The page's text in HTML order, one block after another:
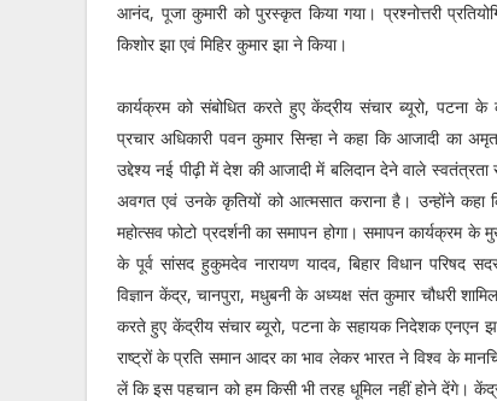
आनंद, पूजा कुमारी को पुरस्कृत किया गया। प्रश्नोत्तरी
किशोर झा एवं मिहिर कुमार झा ने किया।
कार्यक्रम को संबोधित करते हुए केंद्रीय संचार ब्यूरो, पटना के
प्रचार अधिकारी पवन कुमार सिन्हा ने कहा कि आजादी का
उद्देश्य नई पीढ़ी में देश की आजादी में बलिदान देने वाले स्वतंत्रता
अवगत एवं उनके कृतियों को आत्मसात कराना है। उन्होंने
महोत्सव फोटो प्रदर्शनी का समापन होगा। समापन कार्यक्रम के
के पूर्व सांसद हुकुमदेव नारायण यादव, बिहार विधान परिषद
विज्ञान केंद्र, चानपुरा, मधुबनी के अध्यक्ष संत कुमार चौधरी
करते हुए केंद्रीय संचार ब्यूरो, पटना के सहायक निदेशक एनएन
राष्ट्रों के प्रति समान आदर का भाव लेकर भारत ने विश्व के
लें कि इस पहचान को हम किसी भी तरह धूमिल नहीं होने देंगे।